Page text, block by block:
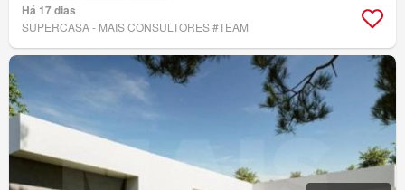
Há 17 dias
SUPERCASA - MAIS CONSULTORES #TEAM